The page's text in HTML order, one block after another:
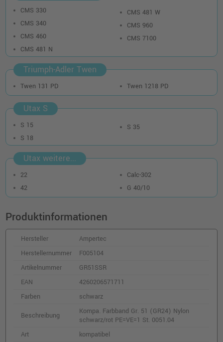
CMS 330
CMS 340
CMS 460
CMS 481 N
CMS 481 W
CMS 960
CMS 7100
Triumph-Adler Twen
Twen 131 PD Twen 1218 PD
Utax S
S 15
S 18
S 35
Utax weitere...
22
42
Calc-302
G 40/10
Produktinformationen
Hersteller
Ampertec
Herstellernummer
F005104
Artikelnummer
GR51SSR
EAN
4260206571711
Farben
schwarz
Beschreibung
Kompa. Farbband Gr. 51 (GR24) Nylon
schwarz/rot PE=VE=1 St. 0051.04
Art
kompatibel